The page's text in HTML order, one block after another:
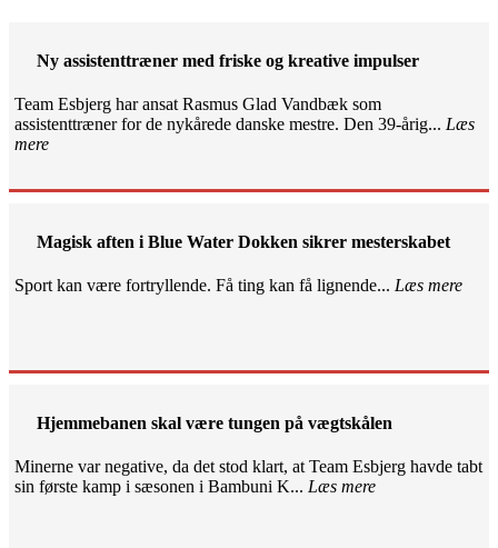
Ny assistenttræner med friske og kreative impulser
Team Esbjerg har ansat Rasmus Glad Vandbæk som
assistenttræner for de nykårede danske mestre. Den 39-årig... Læs
mere
Magisk aften i Blue Water Dokken sikrer mesterskabet
Sport kan være fortryllende. Få ting kan få lignende... Læs mere
Hjemmebanen skal være tungen på vægtskålen
Minerne var negative, da det stod klart, at Team Esbjerg havde tabt
sin første kamp i sæsonen i Bambuni K... Læs mere